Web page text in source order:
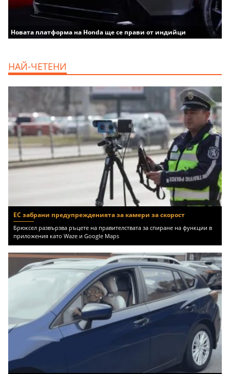
Новата платформа на Honda ще се прави от индийци
НАЙ-ЧЕТЕНИ
ЕС забрани предупрежденията за камери за скорост
Брюксел развързва ръцете на правителствата за спиране на функции в
приложения като Waze и Google Maps